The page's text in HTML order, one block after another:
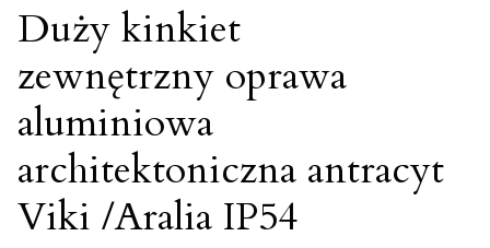
Duży kinkiet
zewnętrzny oprawa
aluminiowa
architektoniczna antracyt
Viki /Aralia IP54